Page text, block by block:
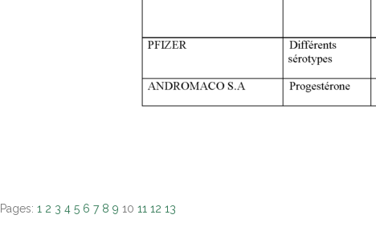
Pages: 1 2 3 4 5 6 7 8 9 10 11 12 13